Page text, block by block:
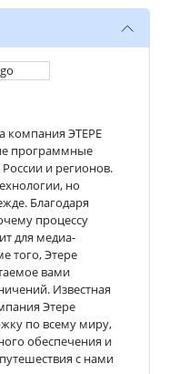
компания ЭТЕРЕ
программные
и регионов.
но
Благодаря
процессу
для медиа-
того, Этере
вами
Известная
Этере
по всему миру,
обеспечения и
с нами